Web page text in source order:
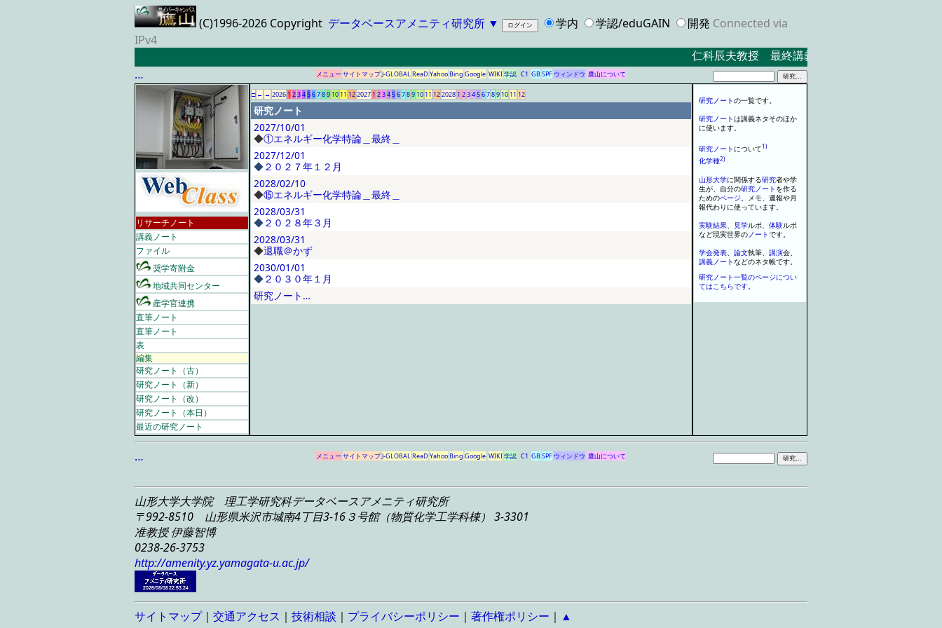
(C)1996-2026 Copyright データベースアメニティ研究所 ▼ 学内 学認/eduGAIN 開発 Connected via
IPv4
仁科辰夫教授 最終講義 ２０２３．３．１７
…
メニューサイトマップJ-GLOBALReaD YahooBing Google WIKI学認 C1 GBSPF ウィンドウ 鷹山について
リサーチノート
講義ノート
ファイル
奨学寄附金
地域共同センター
産学官連携
直筆ノート
直筆ノート
表
編集
研究ノート（古）
研究ノート（新）
研究ノート（改）
研究ノート（本日）
最近の研究ノート
□ ← → 2026 1 23456789 10 11 122027 1 23456789 10 11 122028 1 23456789 10 11 12
研究ノート
2027/10/01
◆①エネルギー化学特論＿最終＿
2027/12/01
◆２０２７年１２月
2028/02/10
◆⑮エネルギー化学特論＿最終＿
2028/03/31
◆２０２８年３月
2028/03/31
◆退職＠かず
2030/01/01
◆２０３０年１月
研究ノート…
研究ノートの一覧です。
研究ノートは講義ネタそのほか
に使います。
研究ノート について1)
化学種2)
山形大学に関係する研究者や学
生が、 自分の研究ノート を作る
ためのページ。 メモ、 週報や月
報代わりに使っています。
実験結果、 見学ルポ、 体験ルポ
など現実世界のノートです。
学会発表、 論文執筆、 講演会、
講義ノートなどのネタ帳です。
研究ノート一覧のページについ
てはこちらです。
… メニューサイトマップJ-GLOBALReaD YahooBing Google WIKI学認 C1 GBSPF ウィンドウ 鷹山について
山形大学大学院 理工学研究科データベースアメニティ研究所
〒992-8510 山形県米沢市城南4丁目3-16３号館（物質化学工学科棟） 3-3301
准教授 伊藤智博
0238-26-3753
http://amenity.yz.yamagata-u.ac.jp/
サイトマップ｜ 交通アクセス ｜ 技術相談 ｜ プライバシーポリシー ｜ 著作権ポリシー ｜ ▲